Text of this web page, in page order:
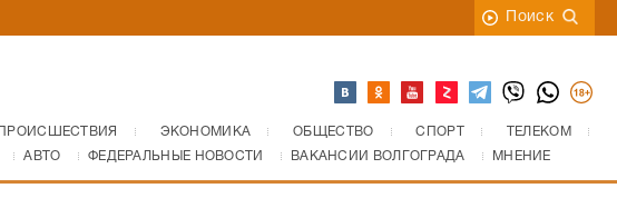
Поиск
ПРОИСШЕСТВИЯ ЭКОНОМИКА ОБЩЕСТВО СПОРТ
ТЕЛЕКОМ
АВТО ФЕДЕРАЛЬНЫЕ НОВОСТИ ВАКАНСИИ ВОЛГОГРАДА МНЕНИЕ